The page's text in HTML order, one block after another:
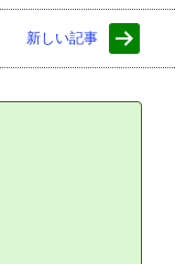
新しい記事